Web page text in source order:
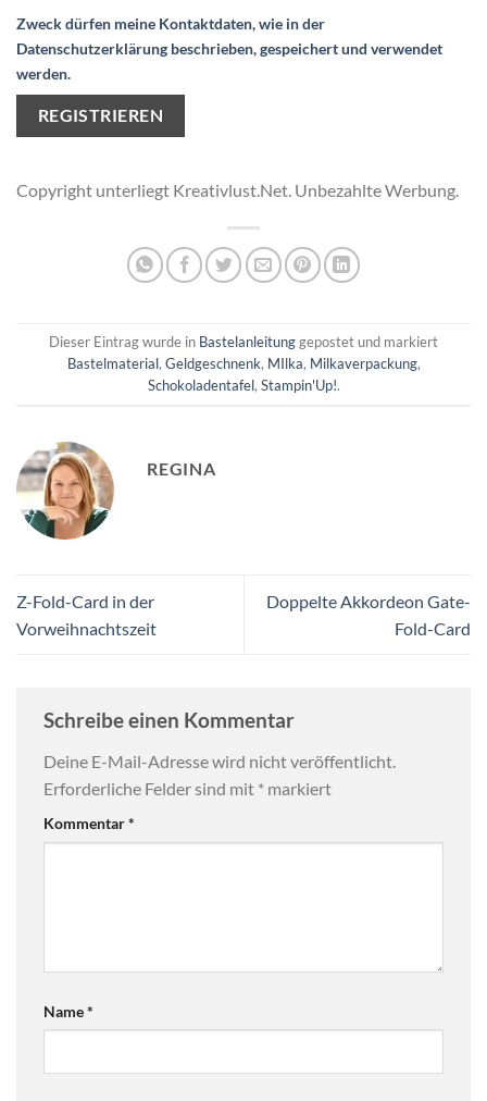
Zweck dürfen meine Kontaktdaten, wie in der
Datenschutzerklärung beschrieben, gespeichert und verwendet
werden.
Copyright unterliegt Kreativlust.Net. Unbezahlte Werbung.
Dieser Eintrag wurde in Bastelanleitunggepostet und markiert
Bastelmaterial, Geldgeschnenk, MIlka, Milkaverpackung,
Schokoladentafel, Stampin'Up!.
REGINA
Z-Fold-Card in der
Vorweihnachtszeit
Doppelte Akkordeon Gate-
Fold-Card
Schreibe einen Kommentar
Deine E-Mail-Adresse wird nicht veröffentlicht.
Erforderliche Felder sind mit * markiert
Kommentar*
Name*